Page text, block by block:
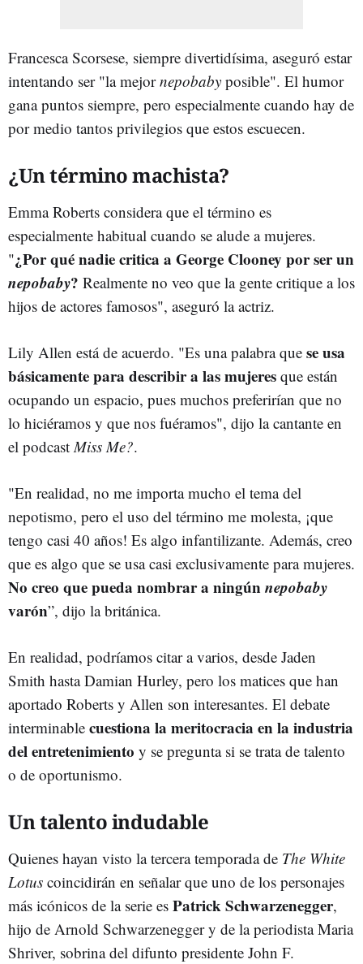
Francesca Scorsese, siempre divertidísima, aseguró estar
intentando ser "la mejornepobaby posible". El humor
gana puntos siempre, pero especialmente cuando hay de
por medio tantos privilegios que estos escuecen.
¿Un término machista?
Emma Roberts considera que el término es
especialmente habitual cuando se alude a mujeres.
"¿Por qué nadie critica a George Clooney por ser un
nepobaby? Realmente no veo que la gente critique a los
hijos de actores famosos", aseguró la actriz.
Lily Allen está de acuerdo. "Es una palabra que se usa
básicamente para describir a las mujeres que están
ocupando un espacio, pues muchos preferirían que no
lo hiciéramos y que nos fuéramos", dijo la cantante en
el podcastMiss Me?.
"En realidad, no me importa mucho el tema del
nepotismo, pero el uso del término me molesta, ¡que
tengo casi 40 años! Es algo infantilizante. Además, creo
que es algo que se usa casi exclusivamente para mujeres.
No creo que pueda nombrar a ningúnnepobaby
varón”, dijo la británica.
En realidad, podríamos citar a varios, desde Jaden
Smith hasta Damian Hurley, pero los matices que han
aportado Roberts y Allen son interesantes. El debate
interminable cuestiona la meritocracia en la industria
del entretenimiento y se pregunta si se trata de talento
o de oportunismo.
Un talento indudable
Quienes hayan visto la tercera temporada de The White
Lotus coincidirán en señalar que uno de los personajes
más icónicos de la serie es Patrick Schwarzenegger,
hijo de Arnold Schwarzenegger y de la periodista Maria
Shriver, sobrina del difunto presidente John F.